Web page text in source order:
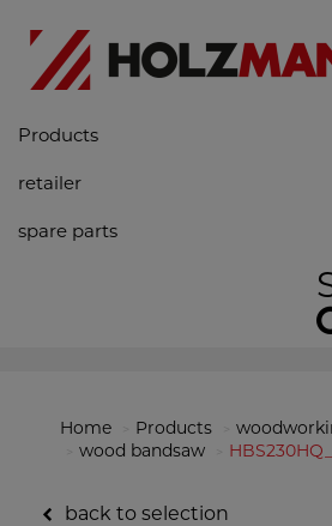
Products
retailer
spare parts
Home Products
wood bandsaw
back to selection